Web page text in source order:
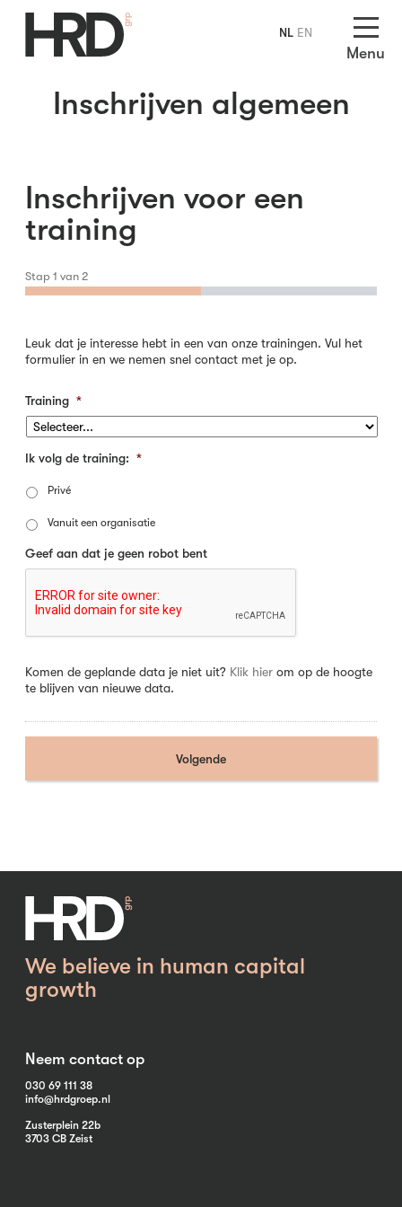
Menu
Inschrijven algemeen
Inschrijven voor een
training
Stap 1 van 2
Leuk dat je interesse hebt in een van onze trainingen. Vul het
formulier in en we nemen snel contact met je op.
Training *
Ik volg de training: *
Privé
Vanuit een organisatie
Geef aan dat je geen robot bent
Komen de geplande data je niet uit? Klik hier om op de hoogte
te blijven van nieuwe data.
We believe in human capital
growth
Neem contact op
030 69 111 38
info@hrdgroep.nl
Zusterplein 22b
3703 CB Zeist
NL EN